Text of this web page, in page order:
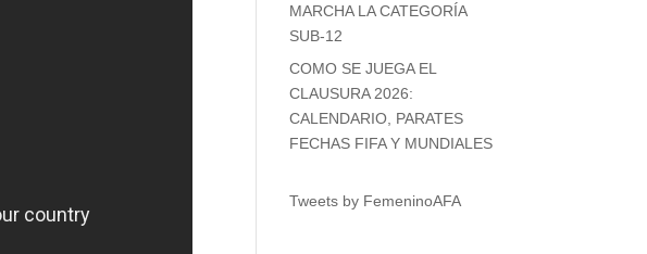
MARCHA LA CATEGORÍA
SUB-12
COMO SE JUEGA EL
CLAUSURA 2026:
CALENDARIO, PARATES
FECHAS FIFA Y MUNDIALES
Tweets by FemeninoAFA